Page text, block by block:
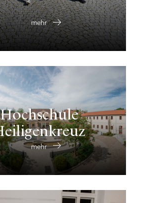
mehr
Hochschule
mehr